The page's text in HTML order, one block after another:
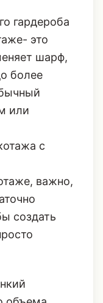
более
или
с
создать
объема.
поможет